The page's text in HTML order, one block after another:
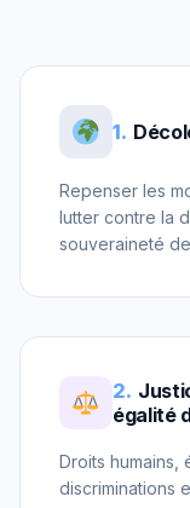
1.
Repenser les
lutter contre la
souveraineté
2.
égalité
Droits humains,
discriminations